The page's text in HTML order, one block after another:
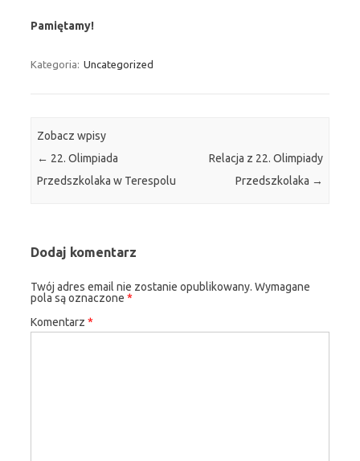
Pamiętamy!
Kategoria: Uncategorized
Zobacz wpisy
← 22. Olimpiada
Przedszkolaka w Terespolu
Relacja z 22. Olimpiady
Przedszkolaka →
Dodaj komentarz
Twój adres email nie zostanie opublikowany. Wymagane
pola są oznaczone *
Komentarz *